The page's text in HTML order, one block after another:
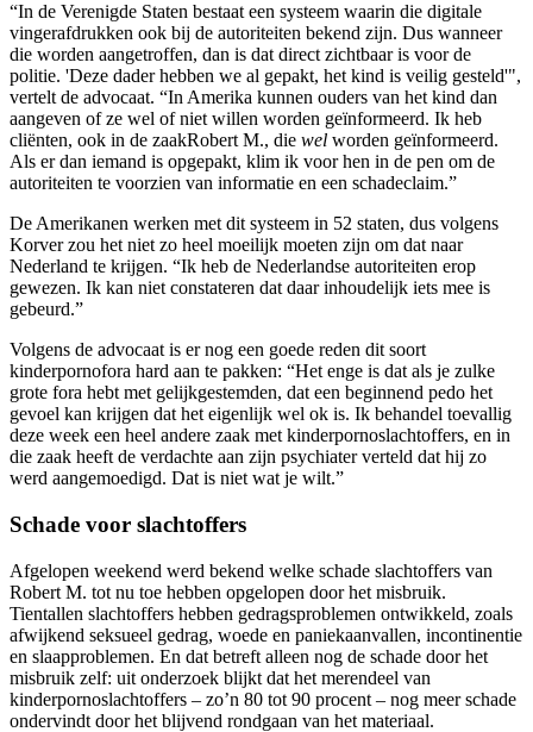
“In de Verenigde Staten bestaat een systeem waarin die digitale
vingerafdrukken ook bij de autoriteiten bekend zijn. Dus wanneer
die worden aangetroffen, dan is dat direct zichtbaar is voor de
politie. 'Deze dader hebben we al gepakt, het kind is veilig gesteld'",
vertelt de advocaat. “In Amerika kunnen ouders van het kind dan
aangeven of ze wel of niet willen worden geïnformeerd. Ik heb
cliënten, ook in de zaakRobert M., die wel worden geïnformeerd.
Als er dan iemand is opgepakt, klim ik voor hen in de pen om de
autoriteiten te voorzien van informatie en een schadeclaim.”
De Amerikanen werken met dit systeem in 52 staten, dus volgens
Korver zou het niet zo heel moeilijk moeten zijn om dat naar
Nederland te krijgen. “Ik heb de Nederlandse autoriteiten erop
gewezen. Ik kan niet constateren dat daar inhoudelijk iets mee is
gebeurd.”
Volgens de advocaat is er nog een goede reden dit soort
kinderpornofora hard aan te pakken: “Het enge is dat als je zulke
grote fora hebt met gelijkgestemden, dat een beginnend pedo het
gevoel kan krijgen dat het eigenlijk wel ok is. Ik behandel toevallig
deze week een heel andere zaak met kinderpornoslachtoffers, en in
die zaak heeft de verdachte aan zijn psychiater verteld dat hij zo
werd aangemoedigd. Dat is niet wat je wilt.”
Schade voor slachtoffers
Afgelopen weekend werd bekend welke schade slachtoffers van
Robert M. tot nu toe hebben opgelopen door het misbruik.
Tientallen slachtoffers hebben gedragsproblemen ontwikkeld, zoals
afwijkend seksueel gedrag, woede en paniekaanvallen, incontinentie
en slaapproblemen. En dat betreft alleen nog de schade door het
misbruik zelf: uit onderzoek blijkt dat het merendeel van
kinderpornoslachtoffers – zo’n 80 tot 90 procent – nog meer schade
ondervindt door het blijvend rondgaan van het materiaal.